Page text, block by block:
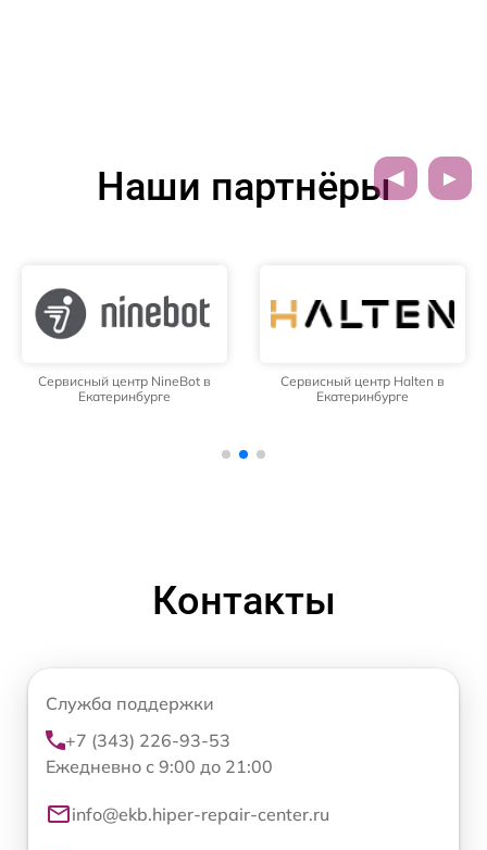
Наши партнёры
Сервисный центр NineBot в
Екатеринбурге
Сервисный центр Halten в
Екатеринбурге
Контакты
Служба поддержки
+7 (343) 226-93-53
Ежедневно с 9:00 до 21:00
info@ekb.hiper-repair-center.ru